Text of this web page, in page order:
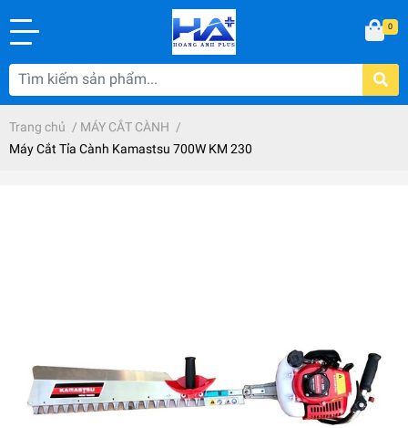
0
Trang chủ / MÁY CẮT CÀNH /
Máy Cắt Tỉa Cành Kamastsu 700W KM 230